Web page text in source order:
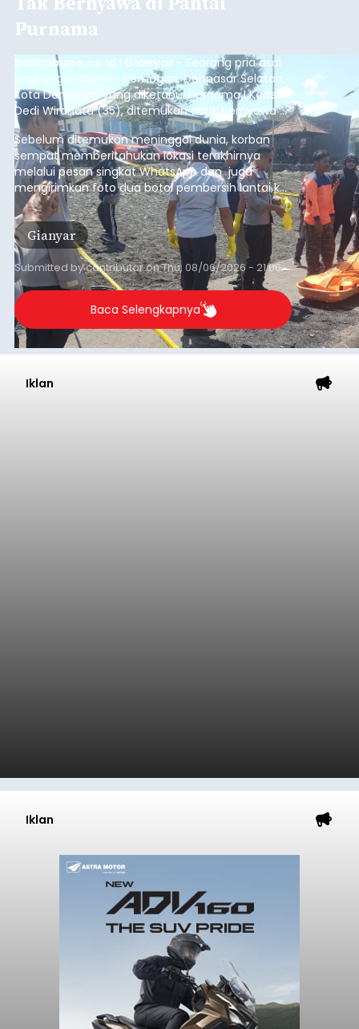
Purnama
balitribune.co.id I Gianyar - Seorang pria asal
Lingkungan Dalem, Pemogan, Denpasar Selatan,
Kota Denpasar, yang diketahui bernama I Kadek
Dedi Wiranata (35), ditemukan tidak bernyawa di
pesisir Pantai Purnama, Sukawati.
Sebelum ditemukan meninggal dunia, korban
sempat memberitahukan lokasi terakhirnya
melalui pesan singkat WhatsApp dan juga
mengirimkan foto dua botol pembersih lantai ke
istrinya.
Gianyar
Submitted bycontributoronThu, 08/06/2026 - 21:06
Baca Selengkapnya
Iklan
Iklan